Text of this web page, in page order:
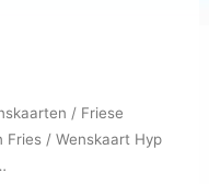
/ Friese
Fries/ Wenskaart Hyp